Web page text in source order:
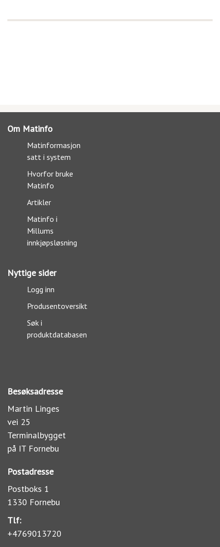
Om Matinfo
Matinformasjon
satt i system
Hvorfor bruke
Matinfo
Artikler
Matinfo i
Millums
innkjøpsløsning
Nyttige sider
Logg inn
Produsentoversikt
Søk i
produktdatabasen
Besøksadresse
Martin Linges
vei 25
Terminalbygget
på IT Fornebu
Postadresse
Postboks 1
1330 Fornebu
Tlf:
+4769013720